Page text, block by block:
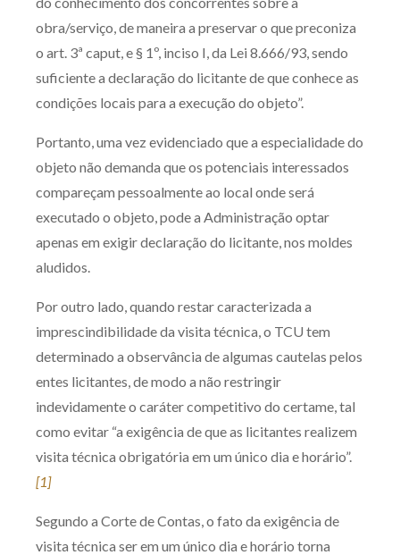
obra/serviço, de maneira a preservar o que preconiza
o art. 3ª caput, e § 1º, inciso I, da Lei 8.666/93, sendo
suficiente a declaração do licitante de que conhece as
condições locais para a execução do objeto”.
Portanto, uma vez evidenciado que a especialidade do
objeto não demanda que os potenciais interessados
compareçam pessoalmente ao local onde será
executado o objeto, pode a Administração optar
apenas em exigir declaração do licitante, nos moldes
aludidos.
Por outro lado, quando restar caracterizada a
imprescindibilidade da visita técnica, o TCU tem
determinado a observância de algumas cautelas pelos
entes licitantes, de modo a não restringir
indevidamente o caráter competitivo do certame, tal
como evitar “a exigência de que as licitantes realizem
visita técnica obrigatória em um único dia e horário”.
[1]
Segundo a Corte de Contas, o fato da exigência de
visita técnica ser em um único dia e horário torna